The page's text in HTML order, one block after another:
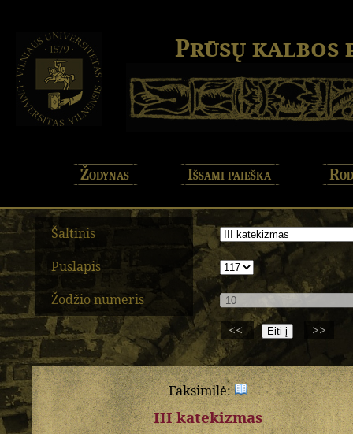
Prūsų kalbos
Žodynas Išsami paieška
Šaltinis
Puslapis
Žodžio numeris
<<
>>
Faksimilė:
III katekizmas